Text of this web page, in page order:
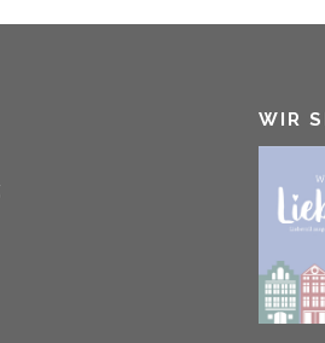
WIR